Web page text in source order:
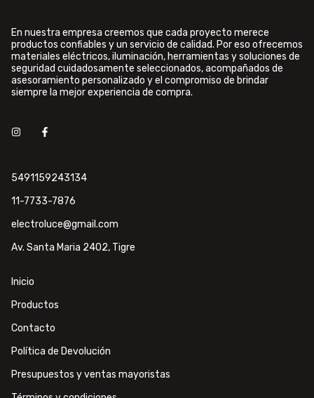
En nuestra empresa creemos que cada proyecto merece
productos confiables y un servicio de calidad. Por eso ofrecemos
materiales eléctricos, iluminación, herramientas y soluciones de
seguridad cuidadosamente seleccionados, acompañados de
asesoramiento personalizado y el compromiso de brindar
siempre la mejor experiencia de compra.
5491159243134
11-7733-7876
electroluce@gmail.com
Av. Santa Maria 2402, Tigre
Inicio
Productos
Contacto
Política de Devolución
Presupuestos y ventas mayoristas